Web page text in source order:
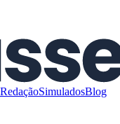
RedaçãoSimuladosBlog